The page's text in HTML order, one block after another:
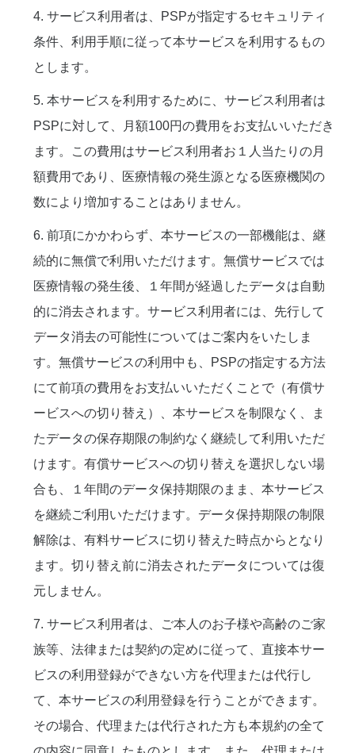
4. サービス利用者は、PSPが指定するセキュリティ
条件、利用手順に従って本サービスを利用するもの
とします。
5. 本サービスを利用するために、サービス利用者は
PSPに対して、月額100円の費用をお支払いいただき
ます。この費用はサービス利用者お１人当たりの月
額費用であり、医療情報の発生源となる医療機関の
数により増加することはありません。
6. 前項にかかわらず、本サービスの一部機能は、継
続的に無償で利用いただけます。無償サービスでは
医療情報の発生後、１年間が経過したデータは自動
的に消去されます。サービス利用者には、先行して
データ消去の可能性についてはご案内をいたしま
す。無償サービスの利用中も、PSPの指定する方法
にて前項の費用をお支払いいただくことで（有償サ
ービスへの切り替え）、本サービスを制限なく、ま
たデータの保存期限の制約なく継続して利用いただ
けます。有償サービスへの切り替えを選択しない場
合も、１年間のデータ保持期限のまま、本サービス
を継続ご利用いただけます。データ保持期限の制限
解除は、有料サービスに切り替えた時点からとなり
ます。切り替え前に消去されたデータについては復
元しません。
7. サービス利用者は、ご本人のお子様や高齢のご家
族等、法律または契約の定めに従って、直接本サー
ビスの利用登録ができない方を代理または代行し
て、本サービスの利用登録を行うことができます。
その場合、代理または代行された方も本規約の全て